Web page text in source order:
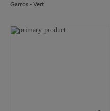
Garros - Vert